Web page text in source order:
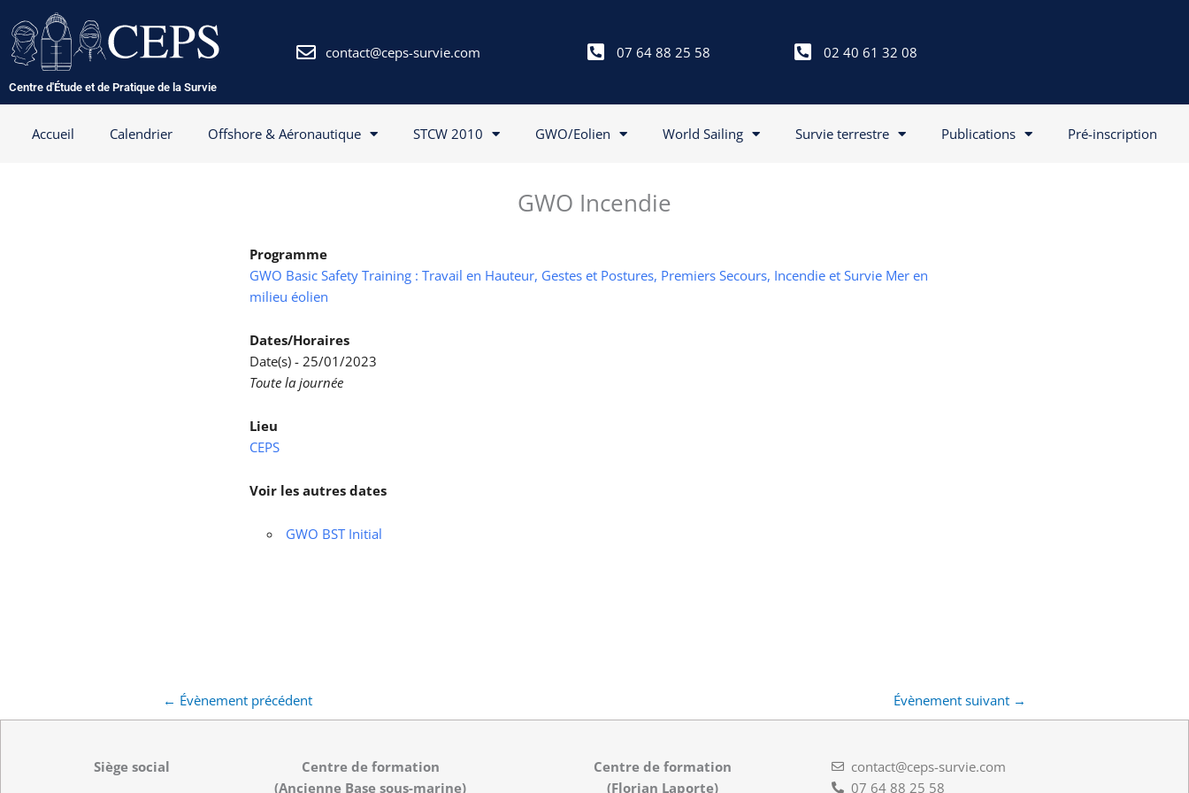
au
contenu
Centre d'Étude et de Pratique de la Survie
contact@ceps-survie.com 07 64 88 25 58 02 40 61 32 08
Accueil Calendrier Offshore & Aéronautique STCW 2010 GWO/Eolien World Sailing Survie terrestre Publications Pré-inscription
GWO Incendie
Programme
GWO Basic Safety Training : Travail en Hauteur, Gestes et Postures, Premiers Secours, Incendie et Survie Mer en
milieu éolien
Dates/Horaires
Date(s) - 25/01/2023
Toute la journée
Lieu
CEPS
Voir les autres dates
GWO BST Initial
← Évènement précédent Évènement suivant →
Siège social
Centre de formation
(Ancienne Base sous-marine)
Centre de formation
(Florian Laporte)
contact@ceps-survie.com
07 64 88 25 58